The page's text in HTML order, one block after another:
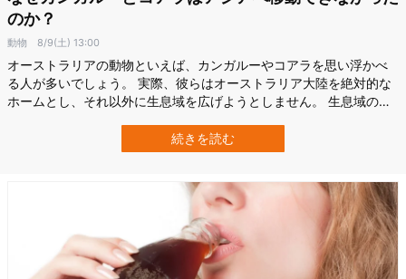
のか？
動物 8/9(土) 13:00
オーストラリアの動物といえば、カンガルーやコアラを思い浮かべ
る人が多いでしょう。 実際、彼らはオーストラリア大陸を絶対的な
ホームとし、それ以外に生息域を広げようとしません。 生息域の拡
う？ その反面、アジア原産の動物たちはインドネシアを伝ってオー
ストラリア入りすることが非常に多いです。 「オーストラリアの動
続きを読む